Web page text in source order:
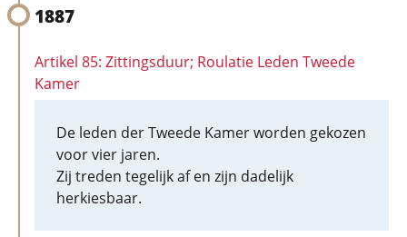
1887
Artikel 85: Zittingsduur; Roulatie Leden Tweede
Kamer
De leden der Tweede Kamer worden gekozen
voor vier jaren.
Zij treden tegelijk af en zijn dadelijk
herkiesbaar.